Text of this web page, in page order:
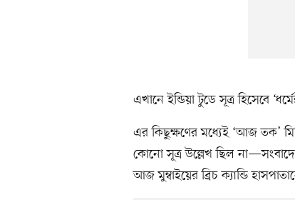
এখানে ইন্ডিয়া টুডে সূত্র হিসেবে
এর কিছুক্ষণের মধ্যেই ‘আজ তক’
কোনো সূত্র উল্লেখ ছিল
আজ মুম্বাইয়ের ব্রিচ ক্যান্ডি